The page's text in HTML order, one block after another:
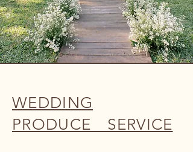
WEDDING
PRODUCE SERVICE